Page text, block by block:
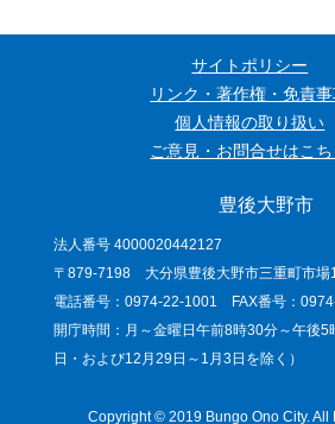
サイトポリシー
リンク・著作権・免責事
個人情報の取り扱い
ご意見・お問合せはこち
豊後大野市
法人番号 4000020442127
〒879-7198 大分県豊後大野市三重町市場
電話番号：0974-22-1001 FAX番号：
開庁時間：月～金曜日午前8時30分～午後
日・および12月29日～1月3日を除く）
Copyright © 2019 Bungo Ono City. All